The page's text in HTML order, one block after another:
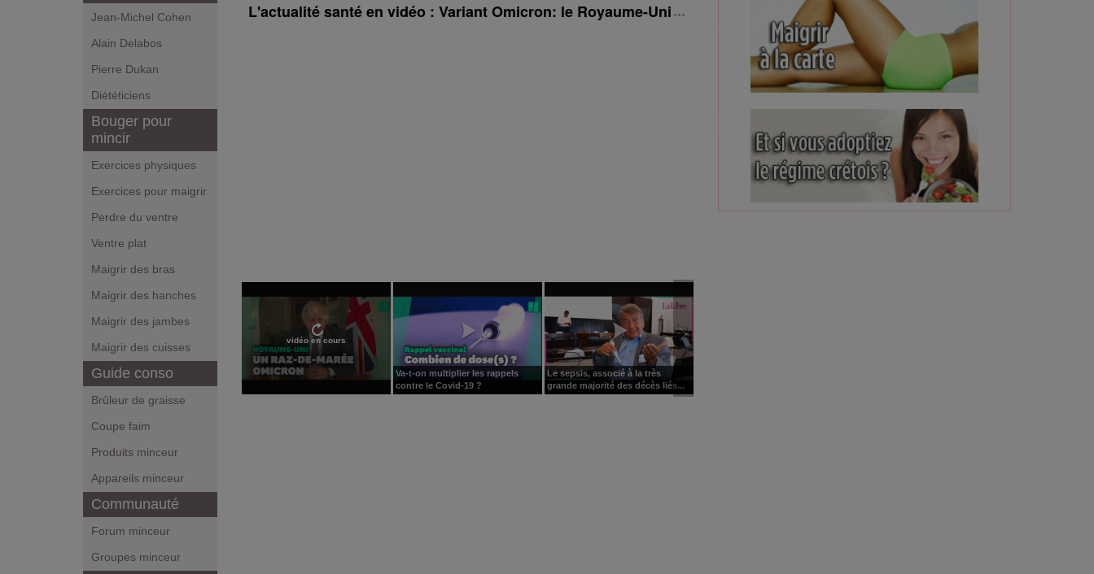
Jean-Michel Cohen
Alain Delabos
Pierre Dukan
Diététiciens
Bouger pour
mincir
Exercices physiques
Exercices pour maigrir
Perdre du ventre
Ventre plat
Maigrir des bras
Maigrir des hanches
Maigrir des jambes
Maigrir des cuisses
Guide conso
Brûleur de graisse
Coupe faim
Produits minceur
Appareils minceur
Communauté
Forum minceur
Groupes minceur
L'actualité santé en vidéo : Variant Omicron: le Royaume-Uni rehausse son niveau d'alerte, une première en 7 mois
vidéo en cours
Va-t-on multiplier les rappels
contre le Covid-19 ?
Le sepsis, associé à la très
grande majorité des décès liés...